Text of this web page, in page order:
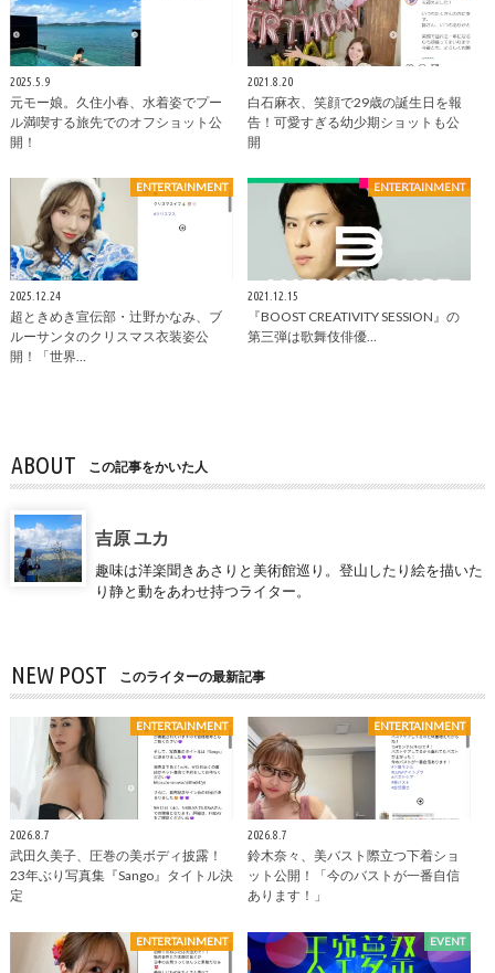
2025.5.9
元モー娘。久住小春、水着姿でプー
ル満喫する旅先でのオフショット公
開！
2021.8.20
白石麻衣、笑顔で29歳の誕生日を報
告！可愛すぎる幼少期ショットも公
開
ENTERTAINMENT
2025.12.24
超ときめき宣伝部・辻野かなみ、ブ
ルーサンタのクリスマス衣装姿公
開！「世界…
ENTERTAINMENT
2021.12.15
『BOOST CREATIVITY SESSION』の
第三弾は歌舞伎俳優…
ABOUT この記事をかいた人
吉原 ユカ
趣味は洋楽聞きあさりと美術館巡り。登山したり絵を描いた
り静と動をあわせ持つライター。
NEW POST このライターの最新記事
ENTERTAINMENT
2026.8.7
武田久美子、圧巻の美ボディ披露！
23年ぶり写真集『Sango』タイトル決
定
ENTERTAINMENT
2026.8.7
鈴木奈々、美バスト際立つ下着ショ
ット公開！「今のバストが一番自信
あります！」
ENTERTAINMENT EVENT